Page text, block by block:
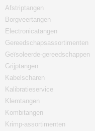
Afstriptangen
Borgveertangen
Electronicatangen
Gereedschapsassortimenten
Geïsoleerde-gereedschappen
Grijptangen
Kabelscharen
Kalibratieservice
Klemtangen
Kombitangen
Krimp-assortimenten